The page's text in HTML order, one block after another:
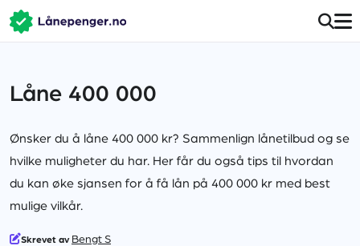
Låne 400 000
Ønsker du å låne 400 000 kr? Sammenlign lånetilbud og se
hvilke muligheter du har. Her får du også tips til hvordan
du kan øke sjansen for å få lån på 400 000 kr med best
mulige vilkår.
Skrevet av Bengt S